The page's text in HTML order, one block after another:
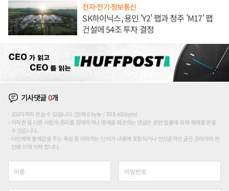
전자·전기·정보통신
SK하이닉스, 용인 'Y2' 팹과 청주 'M17' 팹
건설에 54조 투자 결정
기사댓글0개
200자까지 쓰실 수 있습니다. (현재 0 byte / 최대 400byte)
저작권 등 다른 사람의 권리를 침해하거나 명예를 훼손하는 댓글은 관련 법률에 의해 제재를 받을
수 있습니다.
타인에게 불쾌감을 주는 욕설 등 비하하는 단어가 내용에 포함되거나 인신공격성 글은 관리자의 판
단에 의해 삭제 합니다.